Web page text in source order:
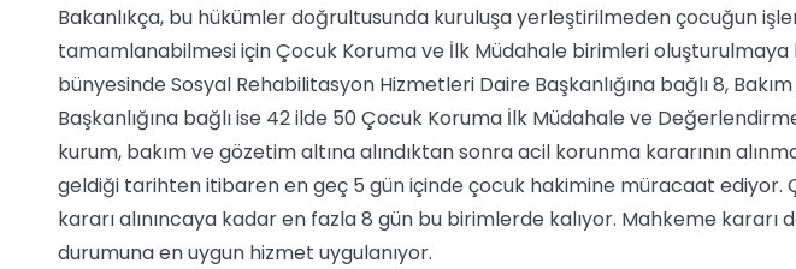
Bakanlıkça, bu hükümler doğrultusunda kuruluşa yerleştirilmeden çocuğun
tamamlanabilmesi için Çocuk Koruma ve İlk Müdahale birimleri oluşturulmaya
bünyesinde Sosyal Rehabilitasyon Hizmetleri Daire Başkanlığına bağlı 8,
Başkanlığına bağlı ise 42 ilde 50 Çocuk Koruma İlk Müdahale ve
kurum, bakım ve gözetim altına alındıktan sonra acil korunma kararının
geldiği tarihten itibaren en geç 5 gün içinde çocuk hakimine müracaat ediyor.
kararı alınıncaya kadar en fazla 8 gün bu birimlerde kalıyor. Mahkeme kararı
durumuna en uygun hizmet uygulanıyor.